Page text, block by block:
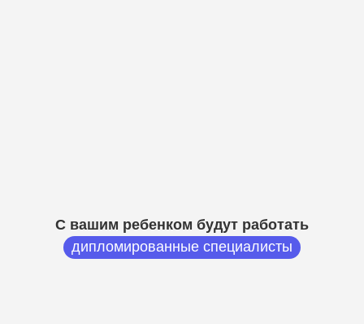
С вашим ребенком будут работать
дипломированные специалисты